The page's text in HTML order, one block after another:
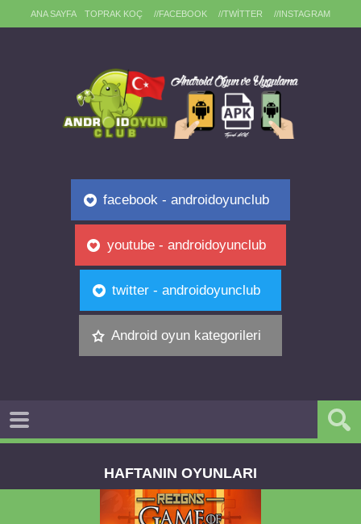
ANA SAYFA TOPRAK KOÇ //FACEBOOK //TWITTER //INSTAGRAM
facebook - androidoyunclub
youtube - androidoyunclub
twitter - androidoyunclub
Android oyun kategorileri
HAFTANIN OYUNLARI